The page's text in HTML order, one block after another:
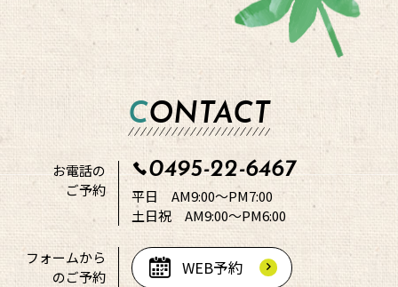
CONTACT
お電話の
ご予約
0495-22-6467
平日 AM9:00～PM7:00
土日祝 AM9:00～PM6:00
フォームから
のご予約
WEB予約